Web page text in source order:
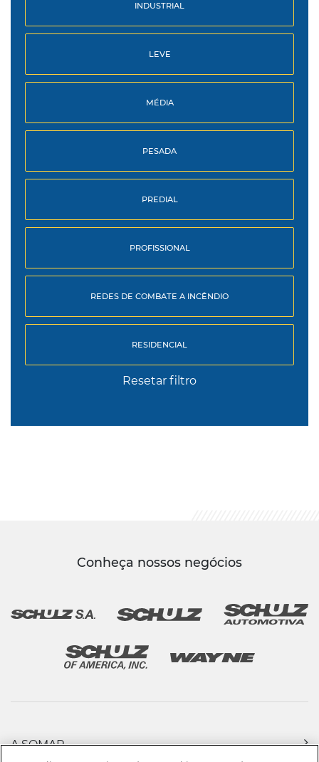
INDUSTRIAL
LEVE
MÉDIA
PESADA
PREDIAL
PROFISSIONAL
REDES DE COMBATE A INCÊNDIO
RESIDENCIAL
Resetar filtro
Conheça nossos negócios
A SOMAR